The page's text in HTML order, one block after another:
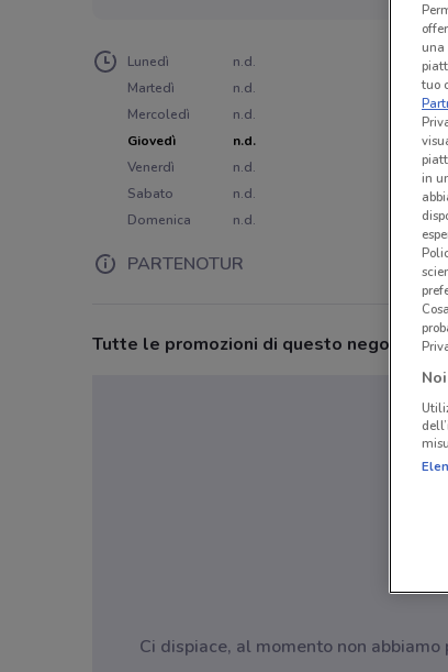
Lunedì
n.d.
Martedì
n.d.
Mercoledì
n.d.
Giovedì
n.d.
Venerdì
n.d.
Sabato
n.d.
Domenica
n.d.
PARTENOTUR
Tutte le promozioni di questo negozio
Ci dispiace, al momento non
una
tuo
in